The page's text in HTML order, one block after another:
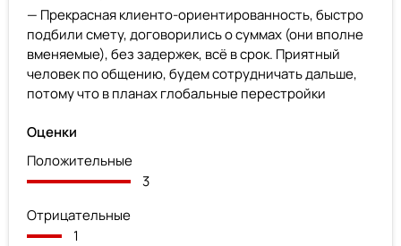
— Прекрасная клиенто-ориентированность, быстро
подбили смету, договорились о суммах (они вполне
вменяемые), без задержек, всё в срок. Приятный
человек по общению, будем сотрудничать дальше,
потому что в планах глобальные перестройки
Оценки
Положительные
3
Отрицательные
1